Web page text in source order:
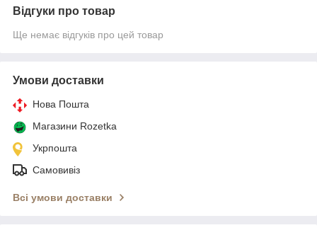
Відгуки про товар
Ще немає відгуків про цей товар
Умови доставки
Нова Пошта
Магазини Rozetka
Укрпошта
Самовивіз
Всі умови доставки